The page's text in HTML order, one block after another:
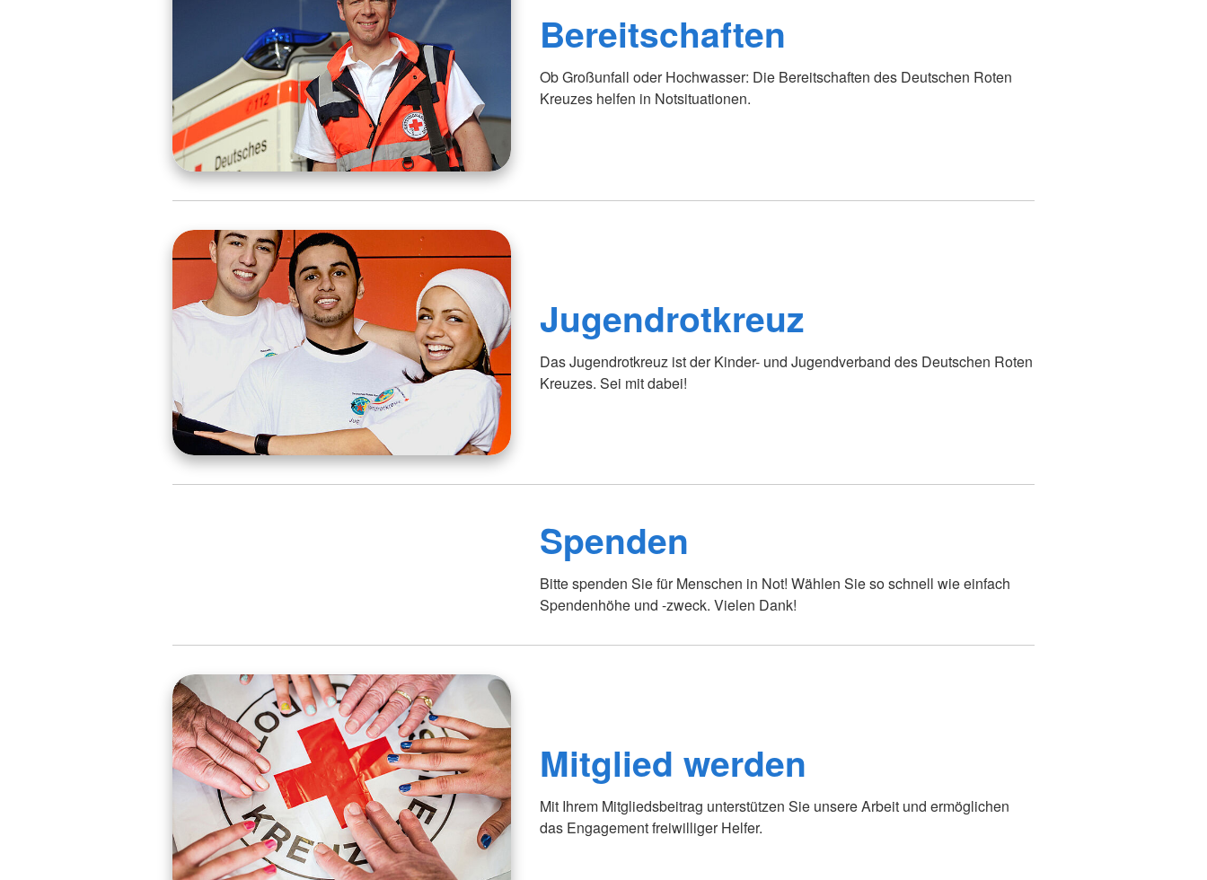
Bereitschaften
Ob Großunfall oder Hochwasser: Die Bereitschaften des Deutschen Roten
Kreuzes helfen in Notsituationen.
Jugendrotkreuz
Das Jugendrotkreuz ist der Kinder- und Jugendverband des Deutschen Roten
Kreuzes. Sei mit dabei!
Spenden
Bitte spenden Sie für Menschen in Not! Wählen Sie so schnell wie einfach
Spendenhöhe und -zweck. Vielen Dank!
Mitglied werden
Mit Ihrem Mitgliedsbeitrag unterstützen Sie unsere Arbeit und ermöglichen
das Engagement freiwilliger Helfer.